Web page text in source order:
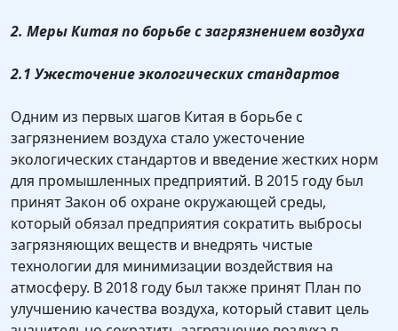
2. Меры Китая по борьбе с загрязнением воздуха
2.1 Ужесточение экологических стандартов
Одним из первых шагов Китая в борьбе с
загрязнением воздуха стало ужесточение
экологических стандартов и введение жестких норм
для промышленных предприятий. В 2015 году был
принят Закон об охране окружающей среды,
который обязал предприятия сократить выбросы
загрязняющих веществ и внедрять чистые
технологии для минимизации воздействия на
атмосферу. В 2018 году был также принят План по
улучшению качества воздуха, который ставит цель